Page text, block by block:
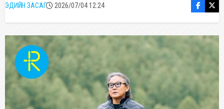
ЭДИЙН ЗАСАГ 2026/07/04 12:24